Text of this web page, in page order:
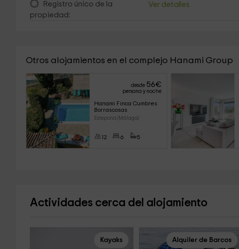
Registro único de la
propiedad:
Ver detalles
Otros alojamientos en el complejo Hanami Group
desde 56€
persona y noche
Hanami Finca Cumbres
Borrascosas
Estepona (Málaga)
12 6 5
Actividades cerca del alojamiento
Kayaks Alquiler de Barcos